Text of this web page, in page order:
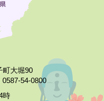
大堀90
54-0800
時